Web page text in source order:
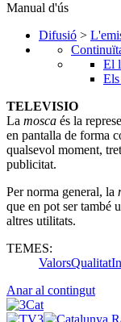
Manual d'ús
Difusió >
El
TELEVISIO
La mosca és la
en pantalla de forma
qualsevol moment,
publicitat.
Per norma general, la
que en pot ser també
altres utilitats.
TEMES:
ValorsQualitat
Anar al contingut